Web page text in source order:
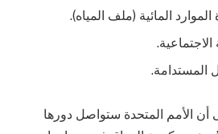
المائية (ملف المياه).
المستدامة.
أن الأمم المتحدة ستواصل دورها